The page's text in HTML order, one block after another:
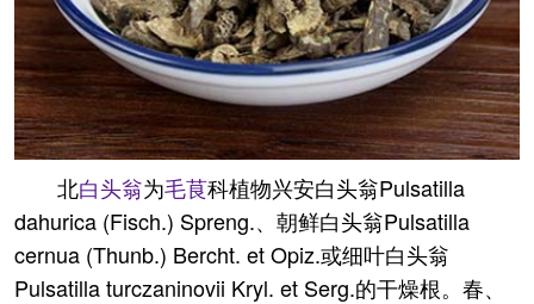
北白头翁为毛茛科植物兴安白头翁Pulsatilla
dahurica (Fisch.) Spreng.、朝鲜白头翁Pulsatilla
cernua (Thunb.) Bercht. et Opiz.或细叶白头翁
Pulsatilla turczaninovii Kryl. et Serg.的干燥根。春、